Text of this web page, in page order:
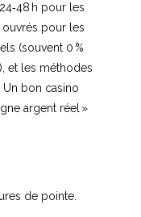
h pour les
ouvrés pour les
(souvent 0 %
et les méthodes
Un bon casino
argent réel »
de pointe.